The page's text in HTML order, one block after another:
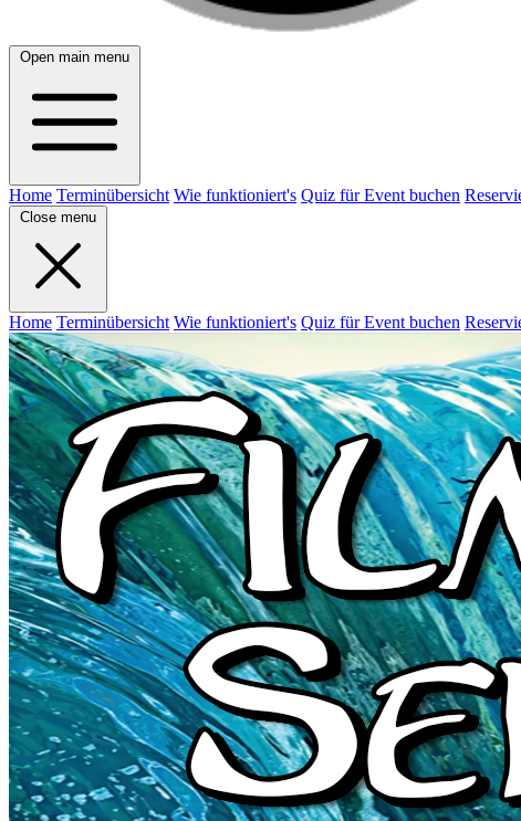
Open main menu
Home Terminübersicht Wie funktioniert's Quiz für Event buchen
Close menu
Home Terminübersicht Wie funktioniert's Quiz für Event buchen